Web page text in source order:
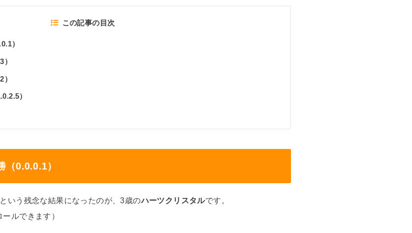
この記事の目次
）
）
0.0.0.1）
いう残念な結果になったのが、3歳のハーツクリスタルです。
ルできます）